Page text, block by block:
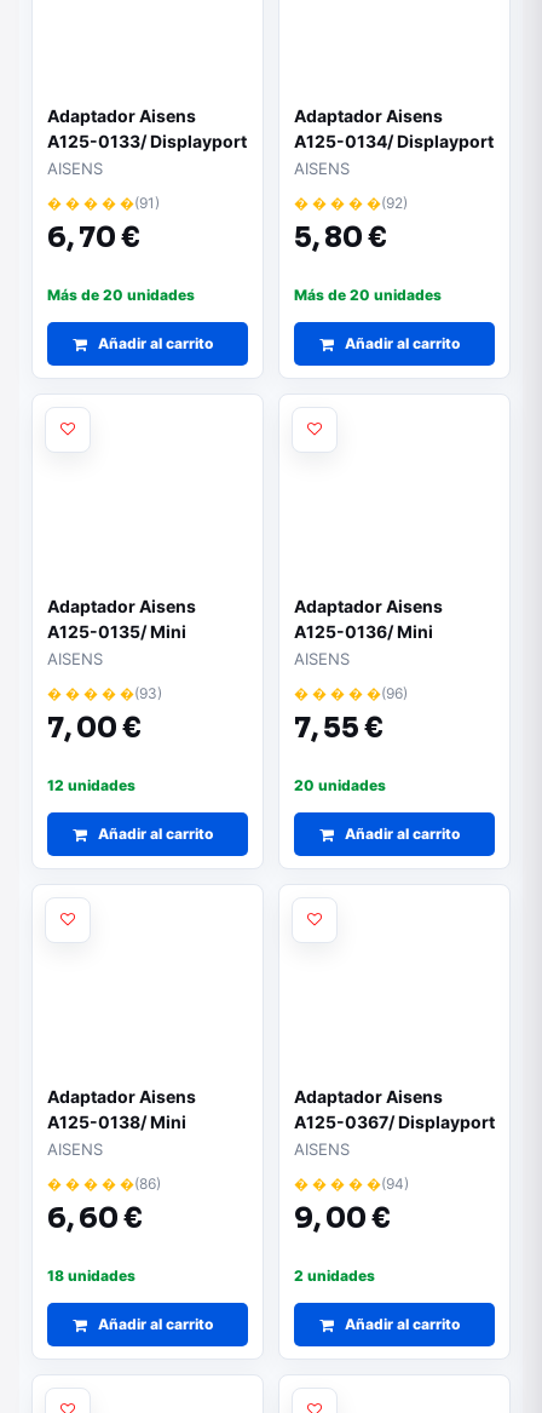
Adaptador Aisens
A125-0133/ Displayport
Macho - DVI Hembra
AISENS
� � � � �(91)
6,70 €
Más de 20 unidades
Añadir al carrito
Adaptador Aisens
A125-0134/ Displayport
Macho - HDMI Hembra
AISENS
� � � � �(92)
5,80 €
Más de 20 unidades
Añadir al carrito
Adaptador Aisens
A125-0135/ Mini
Displayport Macho -
VGA Hembra
AISENS
� � � � �(93)
7,00 €
12 unidades
Añadir al carrito
Adaptador Aisens
A125-0136/ Mini
Displayport Macho -
VGA Hembra
AISENS
� � � � �(96)
7,55 €
20 unidades
Añadir al carrito
Adaptador Aisens
A125-0138/ Mini
Displayport Macho -
HDMI Hembra
AISENS
� � � � �(86)
6,60 €
18 unidades
Añadir al carrito
Adaptador Aisens
A125-0367/ Displayport
Macho - VGA Hembra
AISENS
� � � � �(94)
9,00 €
2 unidades
Añadir al carrito